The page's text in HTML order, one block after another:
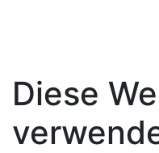
Diese